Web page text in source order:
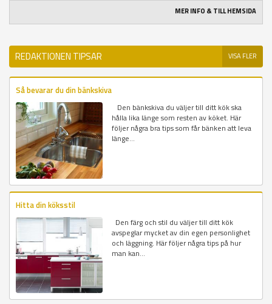
MER INFO & TILL HEMSIDA
REDAKTIONEN TIPSAR VISA FLER
Så bevarar du din bänkskiva
Den bänkskiva du väljer till ditt kök ska
hålla lika länge som resten av köket. Här
följer några bra tips som får bänken att leva
länge...
Hitta din köksstil
Den färg och stil du väljer till ditt kök
avspeglar mycket av din egen personlighet
och läggning. Här följer några tips på hur
man kan...